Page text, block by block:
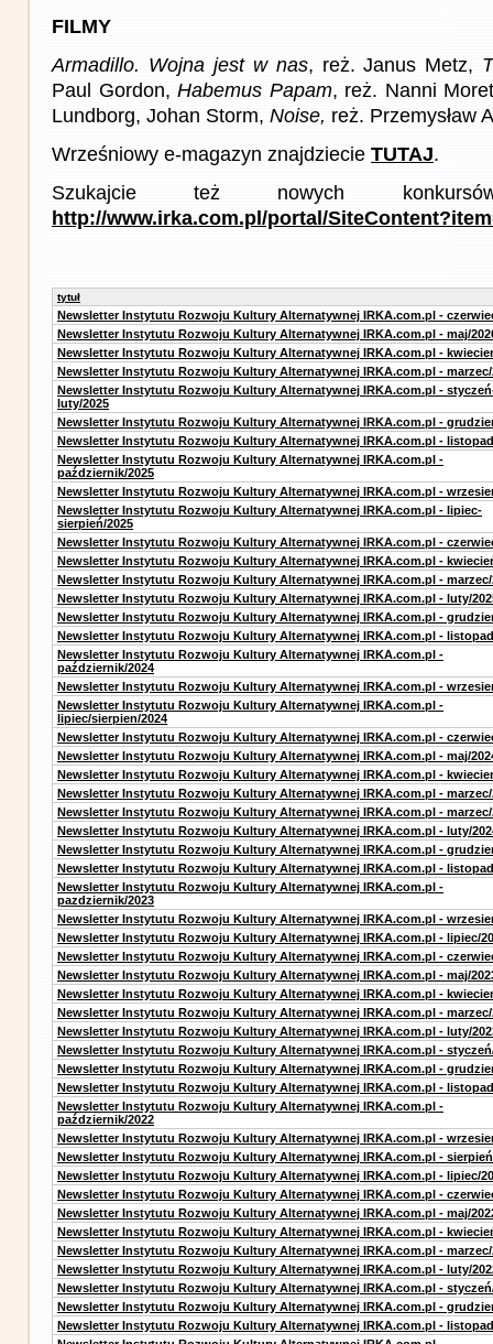
FILMY
Armadillo. Wojna jest w nas, reż. Janus Metz,
Paul Gordon, Habemus Papam, reż. Nanni
Lundborg, Johan Storm, Noise, reż. Przemysław
Wrześniowy e-magazyn znajdziecie TUTAJ.
Szukajcie też nowych
http://www.irka.com.pl/portal/
tytuł
Newsletter Instytutu Rozwoju Kultury Alternatywnej IRKA.com.pl -
Newsletter Instytutu Rozwoju Kultury Alternatywnej IRKA.com.pl - maj/
Newsletter Instytutu Rozwoju Kultury Alternatywnej IRKA.com.pl -
Newsletter Instytutu Rozwoju Kultury Alternatywnej IRKA.com.pl - marzec/
Newsletter Instytutu Rozwoju Kultury Alternatywnej IRKA.com.pl -
luty/2025
Newsletter Instytutu Rozwoju Kultury Alternatywnej IRKA.com.pl -
Newsletter Instytutu Rozwoju Kultury Alternatywnej IRKA.com.pl -
Newsletter Instytutu Rozwoju Kultury Alternatywnej IRKA.com.pl -
październik/2025
Newsletter Instytutu Rozwoju Kultury Alternatywnej IRKA.com.pl -
Newsletter Instytutu Rozwoju Kultury Alternatywnej IRKA.com.pl - lipiec-
sierpień/2025
Newsletter Instytutu Rozwoju Kultury Alternatywnej IRKA.com.pl -
Newsletter Instytutu Rozwoju Kultury Alternatywnej IRKA.com.pl -
Newsletter Instytutu Rozwoju Kultury Alternatywnej IRKA.com.pl - marzec/
Newsletter Instytutu Rozwoju Kultury Alternatywnej IRKA.com.pl - luty/
Newsletter Instytutu Rozwoju Kultury Alternatywnej IRKA.com.pl -
Newsletter Instytutu Rozwoju Kultury Alternatywnej IRKA.com.pl -
Newsletter Instytutu Rozwoju Kultury Alternatywnej IRKA.com.pl -
październik/2024
Newsletter Instytutu Rozwoju Kultury Alternatywnej IRKA.com.pl -
Newsletter Instytutu Rozwoju Kultury Alternatywnej IRKA.com.pl -
lipiec/sierpien/2024
Newsletter Instytutu Rozwoju Kultury Alternatywnej IRKA.com.pl -
Newsletter Instytutu Rozwoju Kultury Alternatywnej IRKA.com.pl - maj/
Newsletter Instytutu Rozwoju Kultury Alternatywnej IRKA.com.pl -
Newsletter Instytutu Rozwoju Kultury Alternatywnej IRKA.com.pl - marzec/
Newsletter Instytutu Rozwoju Kultury Alternatywnej IRKA.com.pl - marzec/
Newsletter Instytutu Rozwoju Kultury Alternatywnej IRKA.com.pl - luty/
Newsletter Instytutu Rozwoju Kultury Alternatywnej IRKA.com.pl -
Newsletter Instytutu Rozwoju Kultury Alternatywnej IRKA.com.pl -
Newsletter Instytutu Rozwoju Kultury Alternatywnej IRKA.com.pl -
pazdziernik/2023
Newsletter Instytutu Rozwoju Kultury Alternatywnej IRKA.com.pl -
Newsletter Instytutu Rozwoju Kultury Alternatywnej IRKA.com.pl - lipiec/
Newsletter Instytutu Rozwoju Kultury Alternatywnej IRKA.com.pl -
Newsletter Instytutu Rozwoju Kultury Alternatywnej IRKA.com.pl - maj/
Newsletter Instytutu Rozwoju Kultury Alternatywnej IRKA.com.pl -
Newsletter Instytutu Rozwoju Kultury Alternatywnej IRKA.com.pl - marzec/
Newsletter Instytutu Rozwoju Kultury Alternatywnej IRKA.com.pl - luty/
Newsletter Instytutu Rozwoju Kultury Alternatywnej IRKA.com.pl -
Newsletter Instytutu Rozwoju Kultury Alternatywnej IRKA.com.pl -
Newsletter Instytutu Rozwoju Kultury Alternatywnej IRKA.com.pl -
Newsletter Instytutu Rozwoju Kultury Alternatywnej IRKA.com.pl -
październik/2022
Newsletter Instytutu Rozwoju Kultury Alternatywnej IRKA.com.pl -
Newsletter Instytutu Rozwoju Kultury Alternatywnej IRKA.com.pl -
Newsletter Instytutu Rozwoju Kultury Alternatywnej IRKA.com.pl - lipiec/
Newsletter Instytutu Rozwoju Kultury Alternatywnej IRKA.com.pl -
Newsletter Instytutu Rozwoju Kultury Alternatywnej IRKA.com.pl - maj/
Newsletter Instytutu Rozwoju Kultury Alternatywnej IRKA.com.pl -
Newsletter Instytutu Rozwoju Kultury Alternatywnej IRKA.com.pl - marzec/
Newsletter Instytutu Rozwoju Kultury Alternatywnej IRKA.com.pl - luty/
Newsletter Instytutu Rozwoju Kultury Alternatywnej IRKA.com.pl -
Newsletter Instytutu Rozwoju Kultury Alternatywnej IRKA.com.pl -
Newsletter Instytutu Rozwoju Kultury Alternatywnej IRKA.com.pl -